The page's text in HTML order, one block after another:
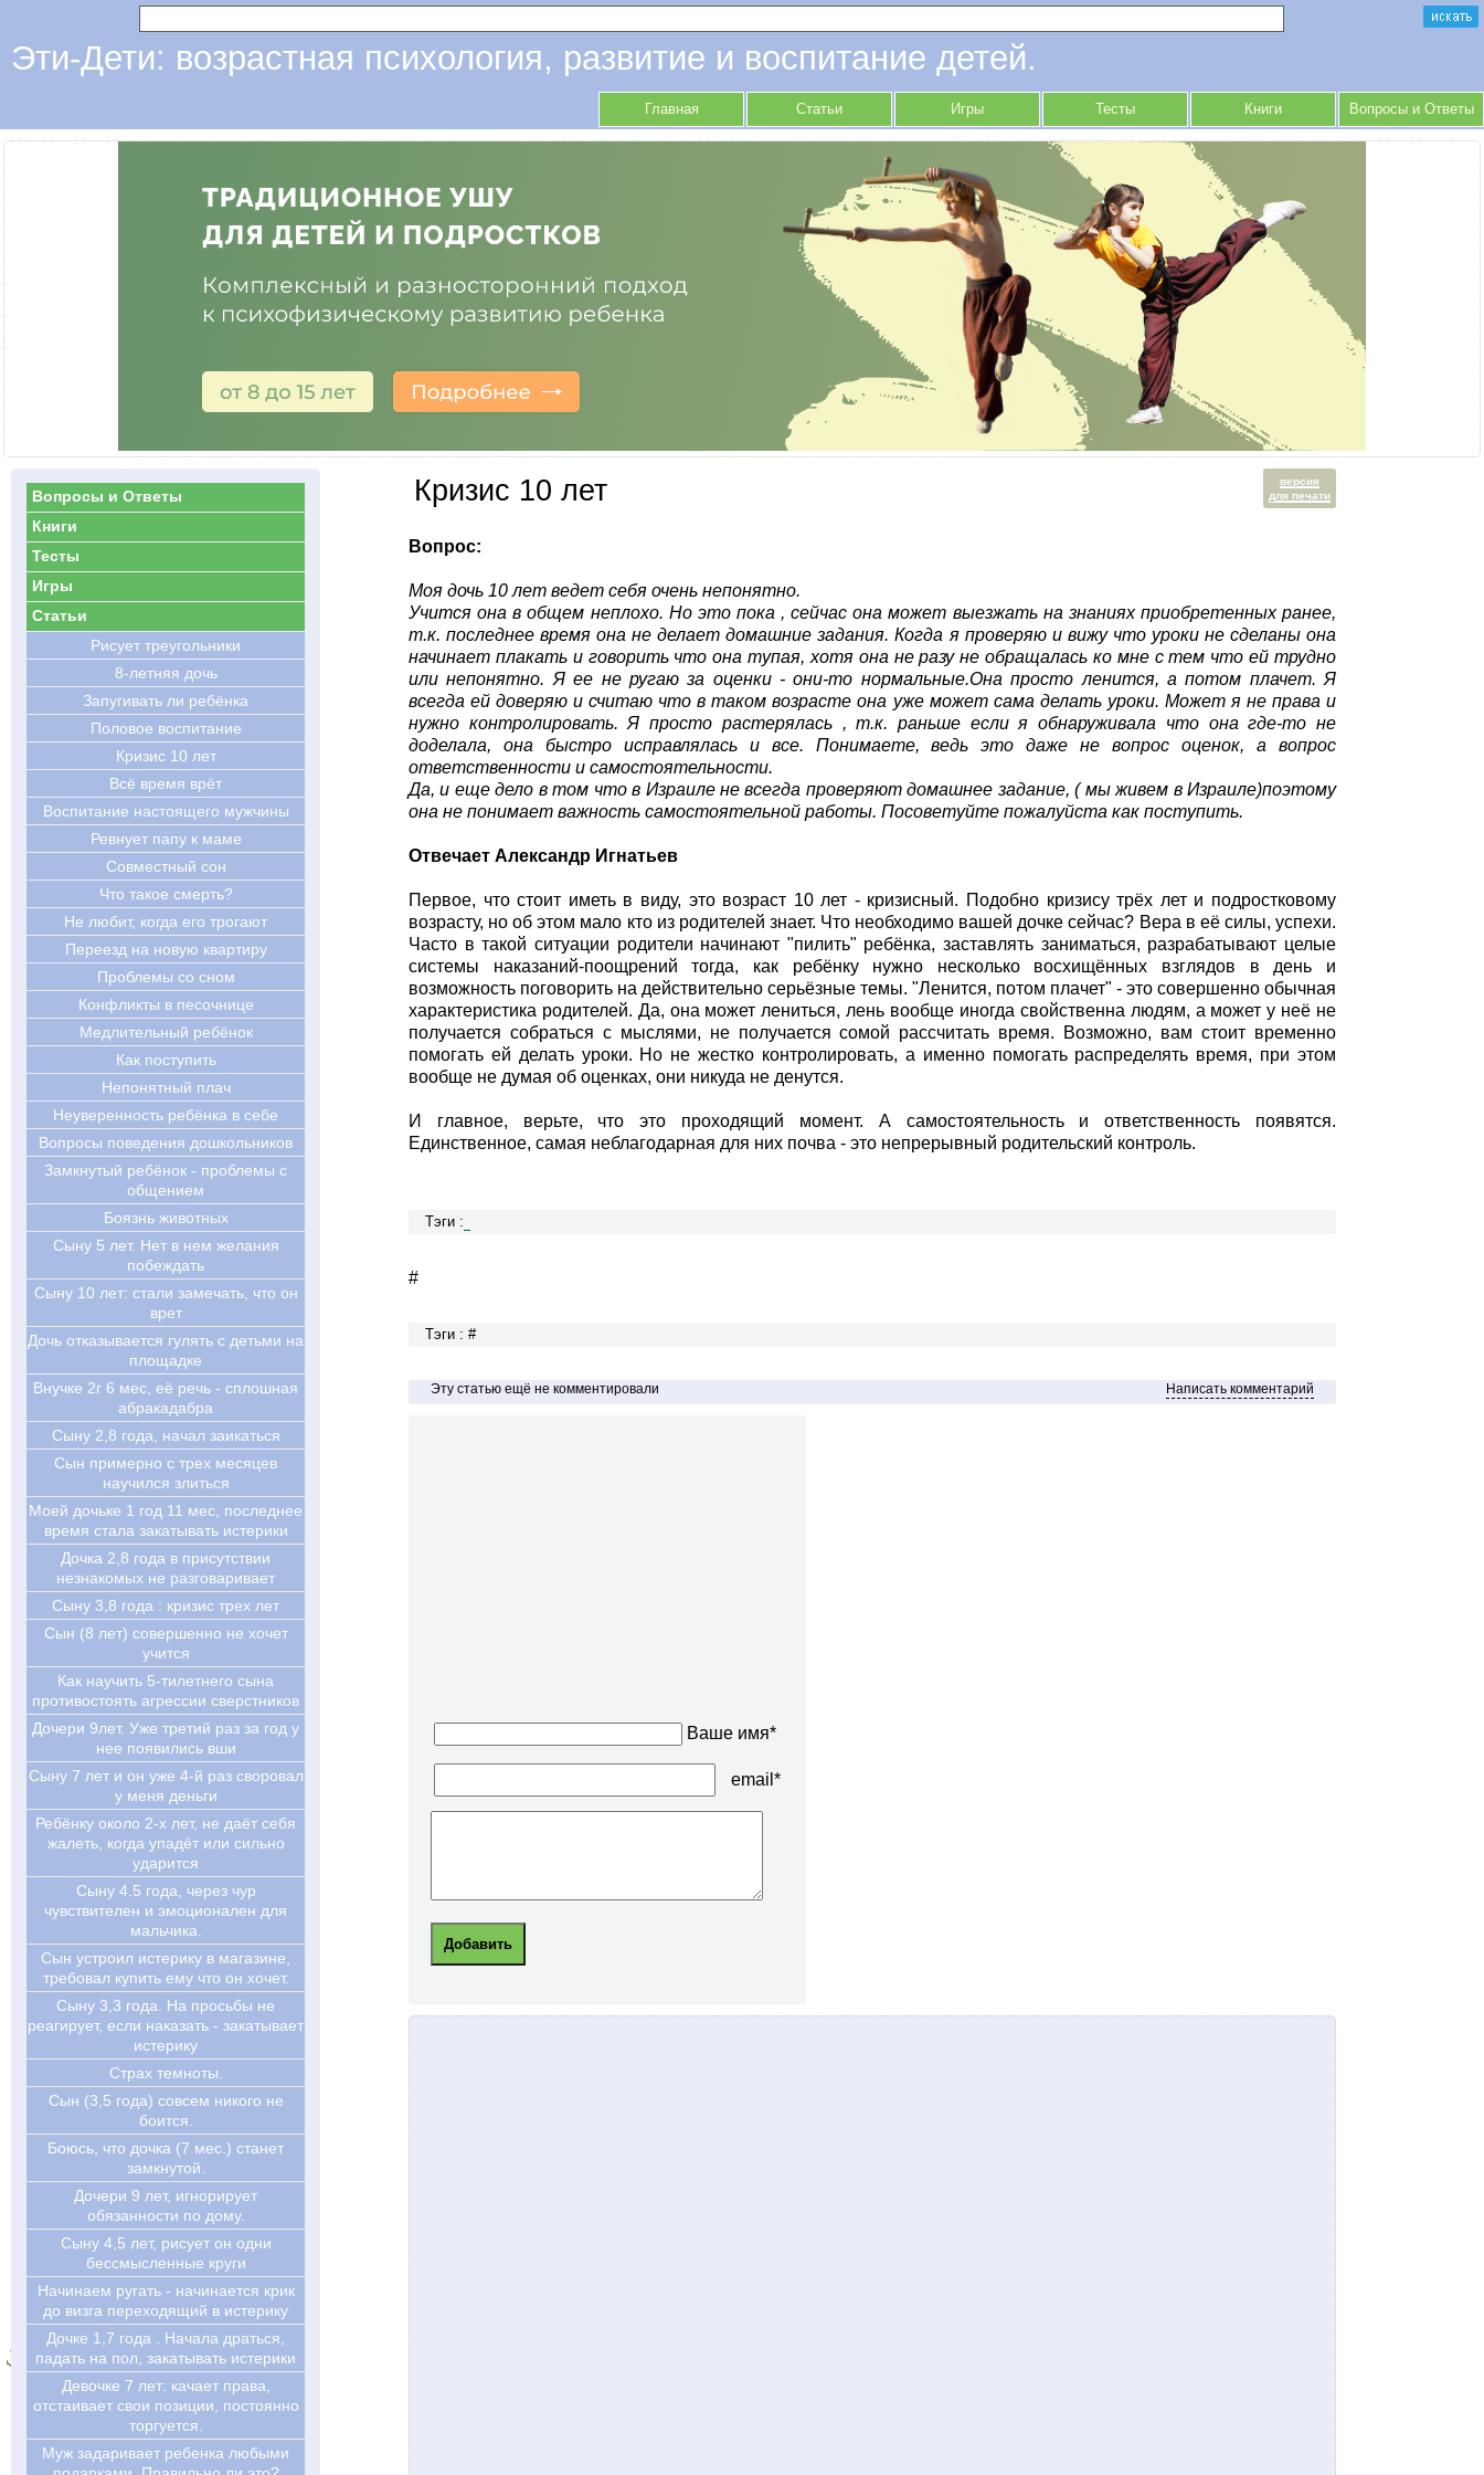
Эти-Дети: возрастная психология, развитие и воспитание детей.
Главная Статьи Игры Тесты Книги Вопросы и Ответы
версия
для печати
Кризис 10 лет
Вопрос:
Моя дочь 10 лет ведет себя очень непонятно.
Учится она в общем неплохо. Но это пока , сейчас она может выезжать на знаниях приобретенных ранее,
т.к. последнее время она не делает домашние задания. Когда я проверяю и вижу что уроки не сделаны она
начинает плакать и говорить что она тупая, хотя она не разу не обращалась ко мне с тем что ей трудно
или непонятно. Я ее не ругаю за оценки - они-то нормальные.Она просто ленится, а потом плачет. Я
всегда ей доверяю и считаю что в таком возрасте она уже может сама делать уроки. Может я не права и
нужно контролировать. Я просто растерялась , т.к. раньше если я обнаруживала что она где-то не
доделала, она быстро исправлялась и все. Понимаете, ведь это даже не вопрос оценок, а вопрос
ответственности и самостоятельности.
Да, и еще дело в том что в Израиле не всегда проверяют домашнее задание, ( мы живем в Израиле)поэтому
она не понимает важность самостоятельной работы. Посоветуйте пожалуйста как поступить.
Отвечает Александр Игнатьев
Первое, что стоит иметь в виду, это возраст 10 лет - кризисный. Подобно кризису трёх лет и подростковому
возрасту, но об этом мало кто из родителей знает. Что необходимо вашей дочке сейчас? Вера в её силы, успехи.
Часто в такой ситуации родители начинают "пилить" ребёнка, заставлять заниматься, разрабатывают целые
системы наказаний-поощрений тогда, как ребёнку нужно несколько восхищённых взглядов в день и
возможность поговорить на действительно серьёзные темы. "Ленится, потом плачет" - это совершенно обычная
характеристика родителей. Да, она может лениться, лень вообще иногда свойственна людям, а может у неё не
получается собраться с мыслями, не получается сомой рассчитать время. Возможно, вам стоит временно
помогать ей делать уроки. Но не жестко контролировать, а именно помогать распределять время, при этом
вообще не думая об оценках, они никуда не денутся.
И главное, верьте, что это проходящий момент. А самостоятельность и ответственность появятся.
Единственное, самая неблагодарная для них почва - это непрерывный родительский контроль.
Тэги :
#
Тэги : #
Эту статью ещё не комментировали Написать комментарий
Ваше имя*
email*
Вопросы и Ответы
Книги
Тесты
Игры
Статьи
Рисует треугольники
8-летняя дочь
Запугивать ли ребёнка
Половое воспитание
Кризис 10 лет
Всё время врёт
Воспитание настоящего мужчины
Ревнует папу к маме
Совместный сон
Что такое смерть?
Не любит, когда его трогают
Переезд на новую квартиру
Проблемы со сном
Конфликты в песочнице
Медлительный ребёнок
Как поступить
Непонятный плач
Неуверенность ребёнка в себе
Вопросы поведения дошкольников
Замкнутый ребёнок - проблемы с
общением
Боязнь животных
Сыну 5 лет. Нет в нем желания
побеждать
Cыну 10 лет: стали замечать, что он
врет
Дочь отказывается гулять с детьми на
площадке
Внучке 2г 6 мес, её речь - сплошная
абракадабра
Сыну 2,8 года, начал заикаться
Сын примерно с трех месяцев
научился злиться
Моей дочьке 1 год 11 мес, последнее
время стала закатывать истерики
Дочка 2,8 года в присутствии
незнакомых не разговаривает
Сыну 3,8 года : кризис трех лет
Cын (8 лет) совершенно не хочет
учится
Как научить 5-тилетнего сына
противостоять агрессии сверстников
Дочери 9лет. Уже третий раз за год у
нее появились вши
Сыну 7 лет и он уже 4-й раз своровал
у меня деньги
Ребёнку около 2-х лет, не даёт себя
жалеть, когда упадёт или сильно
ударится
Сыну 4.5 года, через чур
чувствителен и эмоционален для
мальчика.
Сын устроил истерику в магазине,
требовал купить ему что он хочет.
Сыну 3,3 года. На просьбы не
реагирует, если наказать - закатывает
истерику
Страх темноты.
Сын (3,5 года) совсем никого не
боится.
Боюсь, что дочка (7 мес.) станет
замкнутой.
Дочери 9 лет, игнорирует
обязанности по дому.
Сыну 4,5 лет, рисует он одни
бессмысленные круги
Начинаем ругать - начинается крик
до визга переходящий в истерику
Дочке 1,7 года . Начала драться,
падать на пол, закатывать истерики
Девочке 7 лет: качает права,
отстаивает свои позиции, постоянно
торгуется.
Муж задаривает ребенка любыми